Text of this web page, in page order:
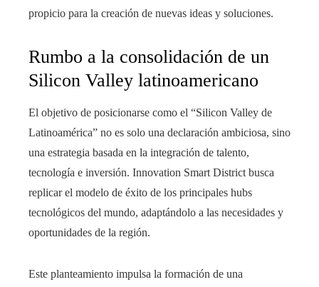
propicio para la creación de nuevas ideas y soluciones.
Rumbo a la consolidación de un
Silicon Valley latinoamericano
El objetivo de posicionarse como el “Silicon Valley de
Latinoamérica” no es solo una declaración ambiciosa, sino
una estrategia basada en la integración de talento,
tecnología e inversión. Innovation Smart District busca
replicar el modelo de éxito de los principales hubs
tecnológicos del mundo, adaptándolo a las necesidades y
oportunidades de la región.
Este planteamiento impulsa la formación de una